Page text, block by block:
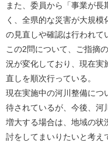
また、委員から「事業が
く、全県的な災害が大規
の見直しや確認は行われて
この2問について、ご指摘
況が変化しており、現在実
直しを順次行っている。
現在実施中の河川整備につ
待されているが、今後、河
増大する場合は、地域の状
討をしてまいりたいと考え